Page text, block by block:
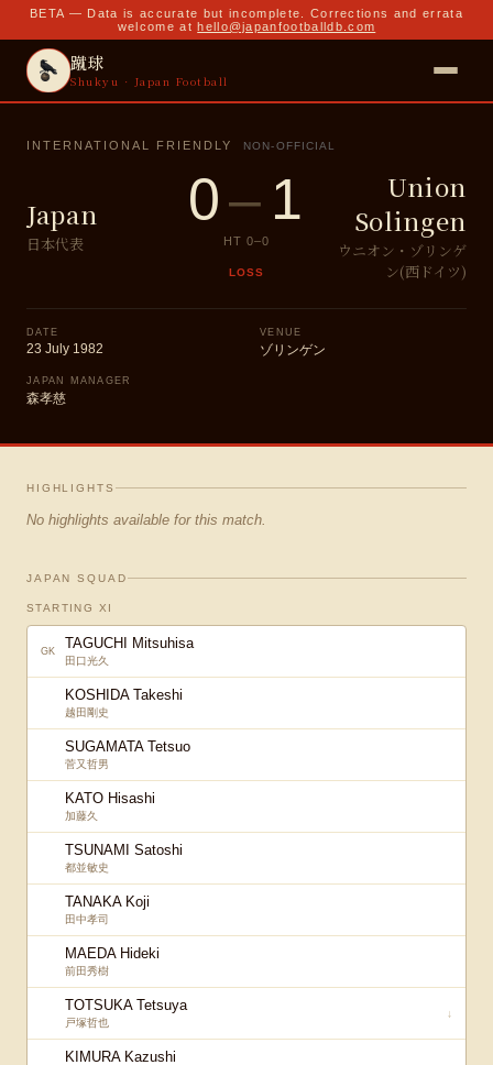
BETA — Data is accurate but incomplete. Corrections and errata
welcome at hello@japanfootballdb.com
蹴球
Shukyu · Japan Football
INTERNATIONAL FRIENDLY NON-OFFICIAL
Japan
日本代表
0– 1
HT 0–0
LOSS
Union
Solingen
ウニオン・ゾリンゲ
ン(西ドイツ)
DATE
23 July 1982
VENUE
ゾリンゲン
JAPAN MANAGER
森孝慈
HIGHLIGHTS
No highlights available for this match.
JAPAN SQUAD
STARTING XI
GK TAGUCHI Mitsuhisa
田口光久
KOSHIDA Takeshi
越田剛史
SUGAMATA Tetsuo
菅又哲男
KATO Hisashi
加藤久
TSUNAMI Satoshi
都並敏史
TANAKA Koji
田中孝司
MAEDA Hideki
前田秀樹
TOTSUKA Tetsuya
戸塚哲也
↓
KIMURA Kazushi